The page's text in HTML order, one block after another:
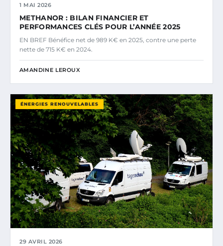
1 MAI 2026
METHANOR : BILAN FINANCIER ET
PERFORMANCES CLÉS POUR L’ANNÉE 2025
EN BREF Bénéfice net de 989 K€ en 2025, contre une perte
nette de 715 K€ en 2024.
AMANDINE LEROUX
ÉNERGIES RENOUVELABLES
29 AVRIL 2026